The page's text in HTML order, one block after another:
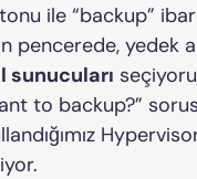
ile “backup”
pencerede, yedek
sunucuları
to backup?”